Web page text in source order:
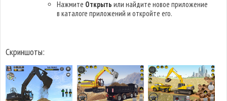
Нажмите Открыть или найдите новое приложение
в каталоге приложений и откройте его.
Скриншоты: